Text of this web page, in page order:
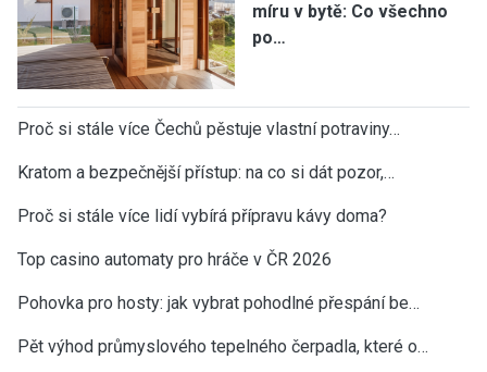
míru v bytě: Co všechno
po…
Proč si stále více Čechů pěstuje vlastní potraviny…
Kratom a bezpečnější přístup: na co si dát pozor,…
Proč si stále více lidí vybírá přípravu kávy doma?
Top casino automaty pro hráče v ČR 2026
Pohovka pro hosty: jak vybrat pohodlné přespání be…
Pět výhod průmyslového tepelného čerpadla, které o…